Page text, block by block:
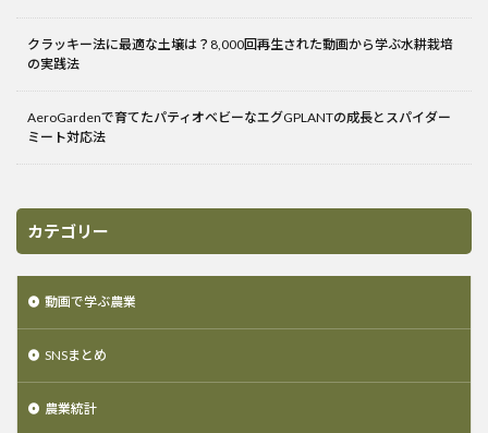
クラッキー法に最適な土壌は？8,000回再生された動画から学ぶ水耕栽培
の実践法
AeroGardenで育てたパティオベビーなエグGPLANTの成長とスパイダー
ミート対応法
カテゴリー
動画で学ぶ農業
SNSまとめ
農業統計